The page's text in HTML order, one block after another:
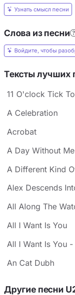
Узнать смысл песни
Слова из песни
Войдите, чтобы
Тексты лучших
11 O'clock Tick
A Celebration
Acrobat
A Day Without Me
A Different Kind
Alex Descends
All Along The
All I Want Is You
All I Want Is You
An Cat Dubh
Другие песни